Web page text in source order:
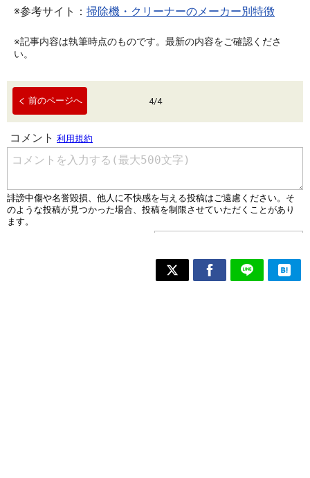
※参考サイト： 掃除機・クリーナーのメーカー別特徴
※記事内容は執筆時点のものです。最新の内容をご確認くださ
い。
前のページへ 4/4